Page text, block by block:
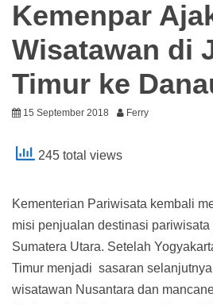
Kemenpar
Wisatawan di
Timur ke
15 September 2018 Ferry
245 total views
Kementerian Pariwisata kembali
misi penjualan destinasi pariwisata
Sumatera Utara. Setelah
Timur menjadi sasaran
wisatawan Nusantara dan